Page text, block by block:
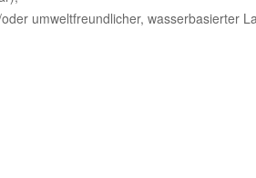
umweltfreundlicher, wasserbasierter